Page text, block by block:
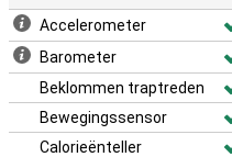
Accelerometer
Barometer
Beklommen traptreden
Bewegingssensor
Calorieënteller